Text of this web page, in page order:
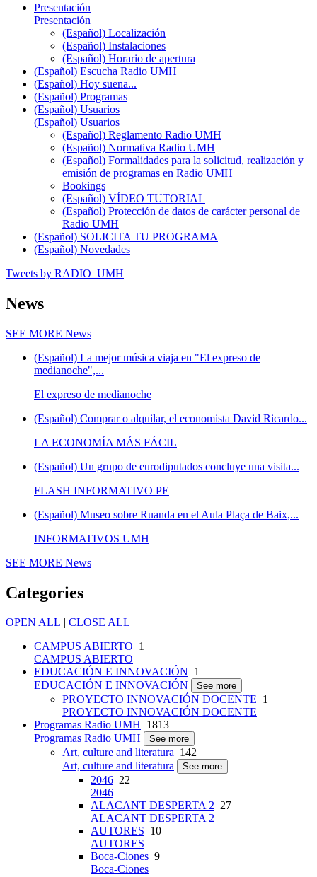
Presentación
Presentación
(Español) Localización
(Español) Instalaciones
(Español) Horario de apertura
(Español) Escucha Radio UMH
(Español) Hoy suena...
(Español) Programas
(Español) Usuarios
(Español) Usuarios
(Español) Reglamento Radio UMH
(Español) Normativa Radio UMH
(Español) Formalidades para la solicitud, realización y
emisión de programas en Radio UMH
Bookings
(Español) VÍDEO TUTORIAL
(Español) Protección de datos de carácter personal de
Radio UMH
(Español) SOLICITA TU PROGRAMA
(Español) Novedades
Tweets by RADIO_UMH
News
SEE MORE News
(Español) La mejor música viaja en "El expreso de
medianoche",...
El expreso de medianoche
(Español) Comprar o alquilar, el economista David Ricardo...
LA ECONOMÍA MÁS FÁCIL
(Español) Un grupo de eurodiputados concluye una visita...
FLASH INFORMATIVO PE
(Español) Museo sobre Ruanda en el Aula Plaça de Baix,...
INFORMATIVOS UMH
SEE MORE News
Categories
OPEN ALL | CLOSE ALL
CAMPUS ABIERTO 1
CAMPUS ABIERTO
EDUCACIÓN E INNOVACIÓN 1
EDUCACIÓN E INNOVACIÓN
See more
PROYECTO INNOVACIÓN DOCENTE 1
PROYECTO INNOVACIÓN DOCENTE
Programas Radio UMH 1813
Programas Radio UMH
See more
Art, culture and literatura 142
Art, culture and literatura
See more
2046 22
2046
ALACANT DESPERTA 2 27
ALACANT DESPERTA 2
AUTORES 10
AUTORES
Boca-Ciones 9
Boca-Ciones